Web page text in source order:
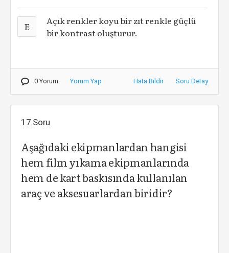
E
Açık renkler koyu bir zıt renkle güçlü
bir kontrast oluşturur.
0 Yorum Yorum Yap Hata Bildir Soru Detay
17.Soru
Aşağıdaki ekipmanlardan hangisi
hem film yıkama ekipmanlarında
hem de kart baskısında kullanılan
araç ve aksesuarlardan biridir?